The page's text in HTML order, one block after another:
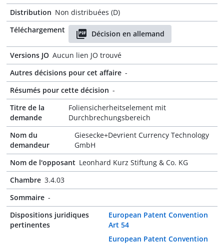
Distribution Non distribuées (D)
Téléchargement
Décision en allemand
Versions JO Aucun lien JO trouvé
Autres décisions pour cet affaire -
Résumés pour cette décision -
Titre de la
demande
Foliensicherheitselement mit
Durchbrechungsbereich
Nom du
demandeur
Giesecke+Devrient Currency Technology
GmbH
Nom de l'opposant Leonhard Kurz Stiftung & Co. KG
Chambre 3.4.03
Sommaire -
Dispositions juridiques
pertinentes
European Patent Convention
Art 54
European Patent Convention